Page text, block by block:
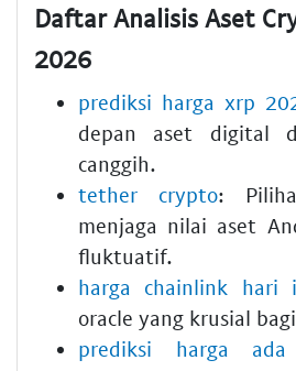
Daftar Analisis Aset
2026
prediksi harga xrp
depan aset digital
canggih.
tether crypto:
menjaga nilai aset
fluktuatif.
harga chainlink hari
oracle yang krusial
prediksi harga